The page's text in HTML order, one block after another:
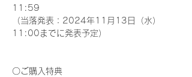
11:59
（当落発表：2024年11月13日（水）
11:00までに発表予定）
〇ご購入特典